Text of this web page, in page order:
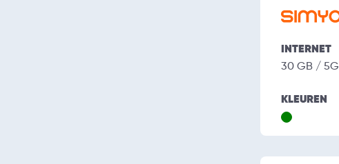
INTERNET
30 GB / 5G
KLEUREN